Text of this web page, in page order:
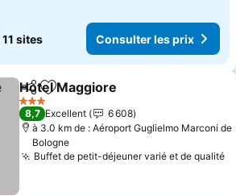
11 sites Consulter les prix
PartagerAjouter à mes favoris
Hotel Maggiore
3 Étoiles
8,7 Excellent
6 608
à 3.0 km de : Aéroport Guglielmo Marconi de
Bologne
Buffet de petit-déjeuner varié et de qualité